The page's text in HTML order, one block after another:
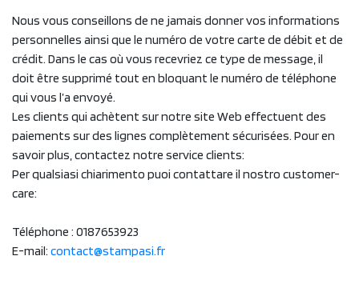
Nous vous conseillons de ne jamais donner vos informations
personnelles ainsi que le numéro de votre carte de débit et de
crédit. Dans le cas où vous recevriez ce type de message, il
doit être supprimé tout en bloquant le numéro de téléphone
qui vous l’a envoyé.
Les clients qui achètent sur notre site Web effectuent des
paiements sur des lignes complètement sécurisées. Pour en
savoir plus, contactez notre service clients:
Per qualsiasi chiarimento puoi contattare il nostro customer-
care:
Téléphone : 0187653923
E-mail: contact@stampasi.fr